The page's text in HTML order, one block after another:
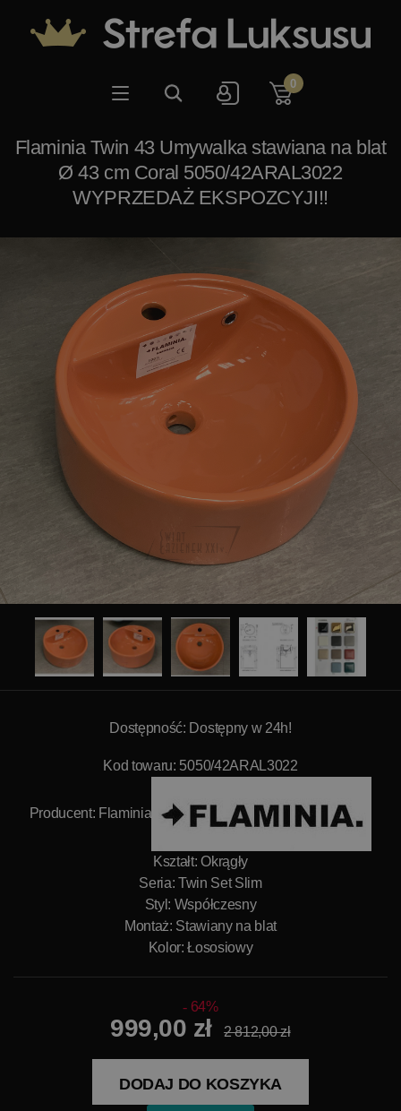
0
Flaminia Twin 43 Umywalka stawiana na blat
Ø 43 cm Coral 5050/42ARAL3022
WYPRZEDAŻ EKSPOZCYJI!!
Dostępność: Dostępny w 24h!
Kod towaru: 5050/42ARAL3022
Producent: Flaminia
Kształt: Okrągły
Seria: Twin Set Slim
Styl: Współczesny
Montaż: Stawiany na blat
Kolor: Łososiowy
64%
999,00 zł 2 812,00 zł
DODAJ DO KOSZYKA